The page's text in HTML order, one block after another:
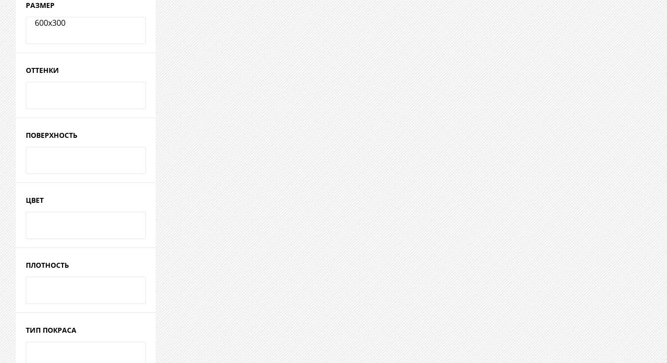
РАЗМЕР
ОТТЕНКИ
ПОВЕРХНОСТЬ
ЦВЕТ
ПЛОТНОСТЬ
ТИП ПОКРАСА